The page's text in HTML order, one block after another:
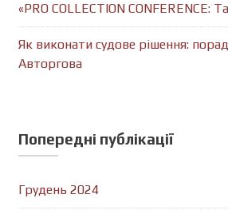
«PRO COLLECTION CONFERENCE:
Як виконати судове рішення:
Авторгова
Попередні публікації
Грудень 2024